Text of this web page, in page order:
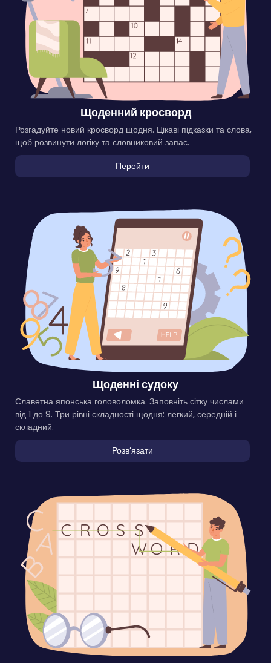
Щоденний кросворд
Розгадуйте новий кросворд щодня. Цікаві підказки та слова,
щоб розвинути логіку та словниковий запас.
Перейти
Щоденні судоку
Славетна японська головоломка. Заповніть сітку числами
від 1 до 9. Три рівні складності щодня: легкий, середній і
складний.
Розвʼязати